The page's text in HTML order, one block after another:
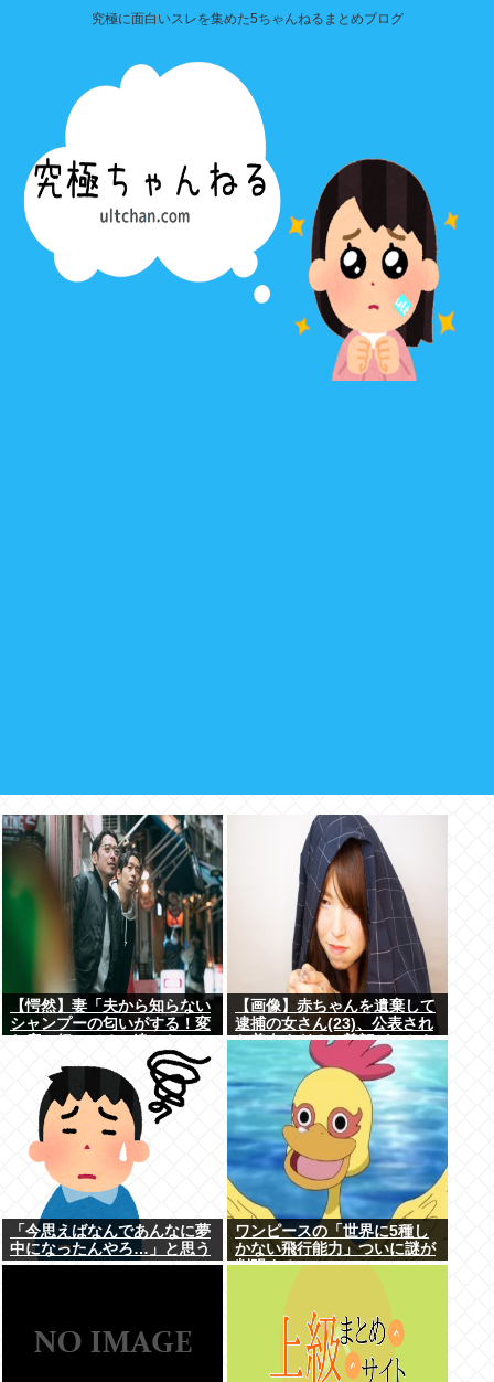
究極に面白いスレを集めた5ちゃんねるまとめブログ
【愕然】妻「夫から知らない
シャンプーの匂いがする！変
い！！！」探偵「調べたとこ
ろ･･･」⇒結果ｗｗ
【画像】赤ちゃんを遺棄して
逮捕の女さん(23)、公表され
た美人すぎるご尊顔がこちら
「今思えばなんであんなに夢
中になったんやろ…」と思う
コンテンツ
ワンピースの「世界に5種し
かない飛行能力」ついに謎が
判明するwww